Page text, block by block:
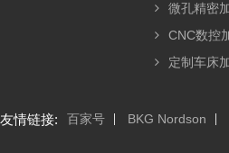
微孔精密
CNC数控
定制车床
友情链接: 百家号 BKG Nordson